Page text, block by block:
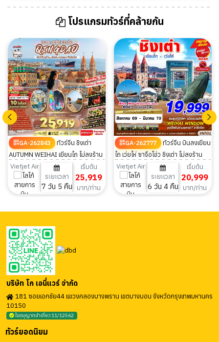
โปรแกรมทัวร์ที่คล้ายกัน
GA-262843
ทัวร์จีน ชิงเต่า
AUTUMN WEIHAI เยียนไถ ไม่ลงร้าน
7วัน 5คืน
Vietjet Air
ระยะเวลา
7 วัน 5 คืน
เริ่มต้น
25,919
บาท/ท่าน
GA-262777
ทัวร์จีน บินลงเยียน
ไถ เว่ยไห่ ซาจือโข่ว ชิงเต่า ไม่ลงร้าน
6วัน 4คืน
Vietjet Air
ระยะเวลา
6 วัน 4 คืน
เริ่มต้น
20,999
บาท/ท่าน
บริษัท โก เอนี่แวร์ จำกัด
181 ซอยเอกชัย44 แขวงคลองบางพราน เขตบางบอน จังหวัดกรุงเทพมหานคร
10150
ใบอนุญาตนำเที่ยว 11/12562
ทัวร์ยอดนิยม